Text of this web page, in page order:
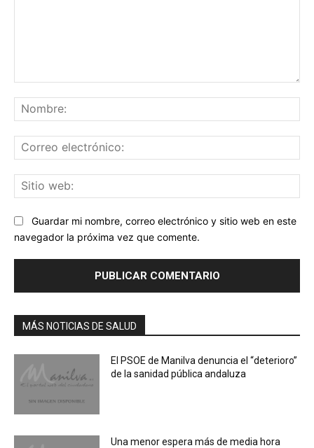
Guardar mi nombre, correo electrónico y sitio web en este
navegador la próxima vez que comente.
MÁS NOTICIAS DE SALUD
El PSOE de Manilva denuncia el “deterioro”
de la sanidad pública andaluza
Una menor espera más de media hora